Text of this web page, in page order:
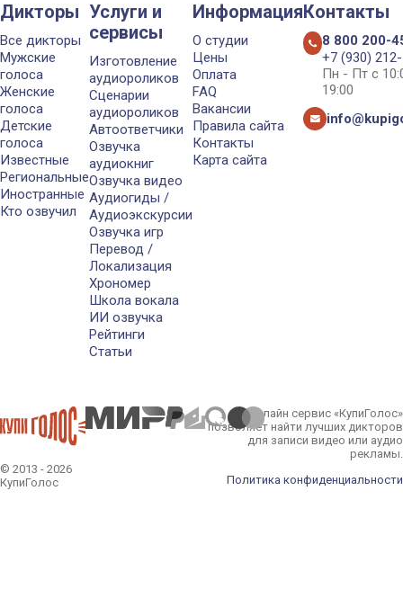
Дикторы
Все дикторы
Мужские
голоса
Женские
голоса
Детские
голоса
Известные
Региональные
Иностранные
Кто озвучил
Услуги и
сервисы
Изготовление
аудиороликов
Сценарии
аудиороликов
Автоответчики
Озвучка
аудиокниг
Озвучка видео
Аудиогиды /
Аудиоэкскурсии
Озвучка игр
Перевод /
Локализация
Хрономер
Школа вокала
ИИ озвучка
Рейтинги
Статьи
Информация
О студии
Цены
Оплата
FAQ
Вакансии
Правила сайта
Контакты
Карта сайта
Контакты
8 800 200-
+7 (930)
Пн - Пт с
19:00
© 2013 - 2026
КупиГолос
Онлайн сервис «КупиГолос»
позволяет найти лучших дикторов
для записи видео или аудио
рекламы.
Политика конфиденциальности